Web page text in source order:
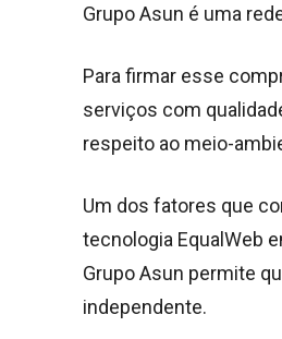
Grupo Asun é uma
Para firmar esse
serviços com
respeito ao meio-
Um dos fatores que
tecnologia EqualWeb
Grupo Asun permite
independente.